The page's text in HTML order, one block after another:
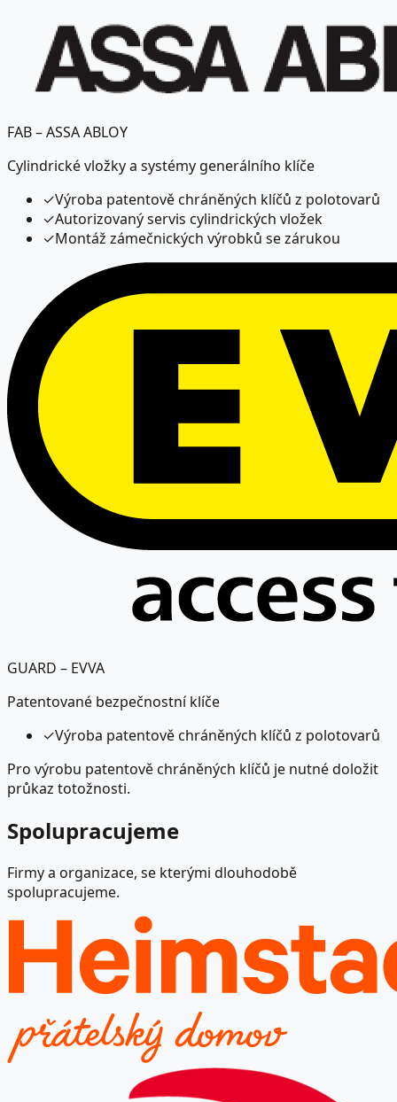
FAB – ASSA ABLOY
Cylindrické vložky a systémy generálního klíče
✓Výroba patentově chráněných klíčů z polotovarů
✓Autorizovaný servis cylindrických vložek
✓Montáž zámečnických výrobků se zárukou
GUARD – EVVA
Patentované bezpečnostní klíče
✓Výroba patentově chráněných klíčů z polotovarů
Pro výrobu patentově chráněných klíčů je nutné doložit
průkaz totožnosti.
Spolupracujeme
Firmy a organizace, se kterými dlouhodobě
spolupracujeme.